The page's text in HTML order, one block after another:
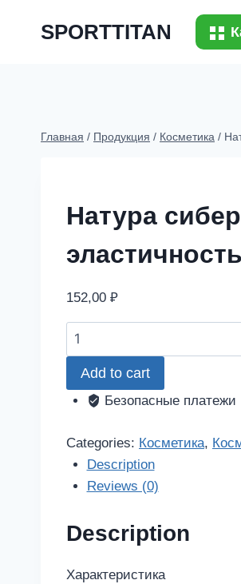
SPORTTITAN
Главная / Продукция / Косметика /
Натура
152,00 ₽
Натура
сиберика
камчатка
скраб
тела
огненная
земля
и
эластичность
кожи
Add to cart
Безопасные платежи
Categories: Косметика,
Description
Reviews (0)
Description
Характеристика